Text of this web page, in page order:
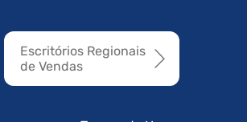
Escritórios Regionais
de Vendas